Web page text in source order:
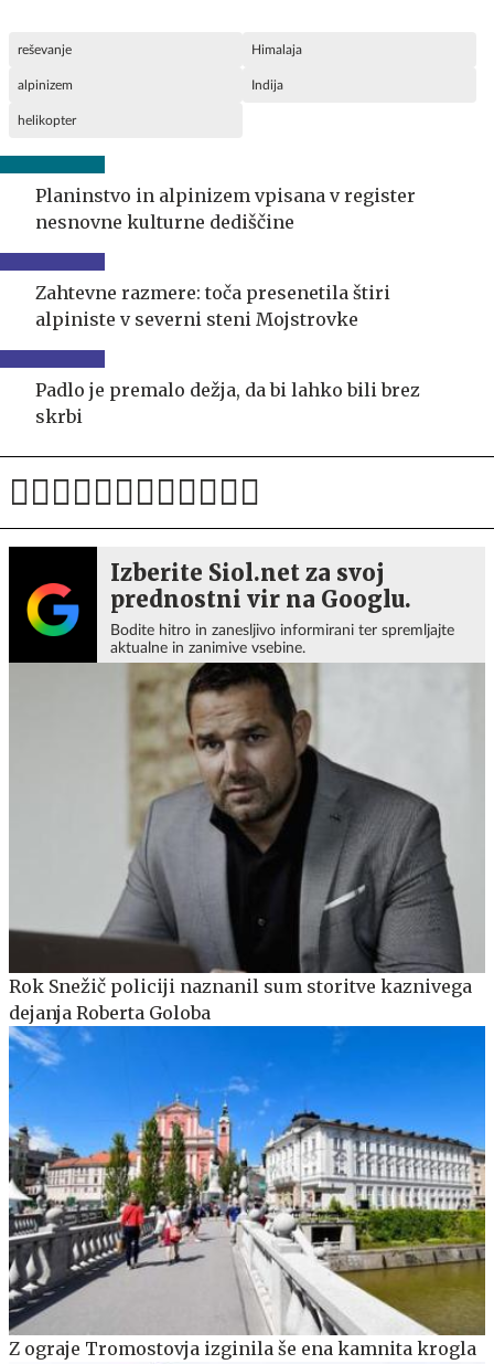
reševanje Himalaja
alpinizem Indija
helikopter
Planinstvo in alpinizem vpisana v register
nesnovne kulturne dediščine
Zahtevne razmere: toča presenetila štiri
alpiniste v severni steni Mojstrovke
Padlo je premalo dežja, da bi lahko bili brez
skrbi
Izberite Siol.net za svoj
prednostni vir na Googlu.
Bodite hitro in zanesljivo informirani ter spremljajte
aktualne in zanimive vsebine.
Rok Snežič policiji naznanil sum storitve kaznivega
dejanja Roberta Goloba
Z ograje Tromostovja izginila še ena kamnita krogla